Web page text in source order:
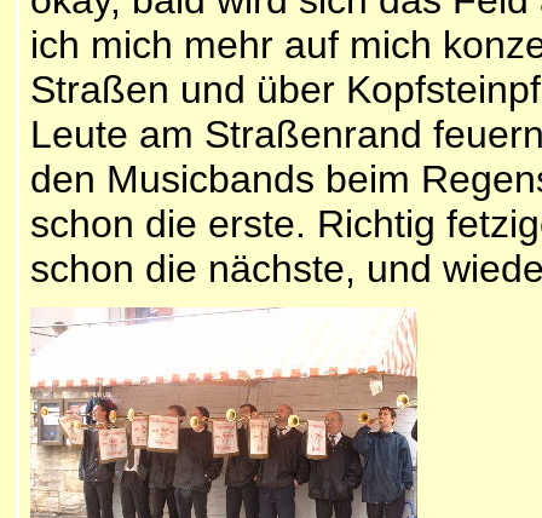
ich mich mehr auf mich
Straßen und über
Leute am Straßenrand
den Musicbands beim
schon die erste. Richtig
schon die nächste, und